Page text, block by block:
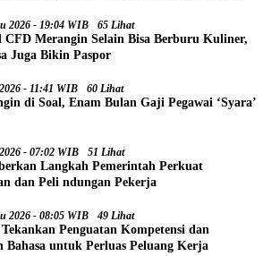
2026 - 19:04 WIB 65 Lihat
CFD Merangin Selain Bisa Berburu Kuliner,
Juga Bikin Paspor
- 11:41 WIB 60 Lihat
di Soal, Enam Bulan Gaji Pegawai ‘Syara’
- 07:02 WIB 51 Lihat
Langkah Pemerintah Perkuat
dan Peli ndungan Pekerja
2026 - 08:05 WIB 49 Lihat
Penguatan Kompetensi dan
Bahasa untuk Perluas Peluang Kerja